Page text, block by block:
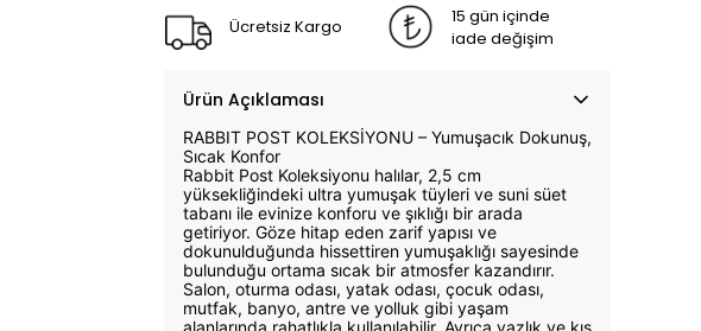
Ücretsiz Kargo
15 gün içinde
iade değişim
Ürün Açıklaması
RABBIT POST KOLEKSİYONU – Yumuşacık Dokunuş,
Sıcak Konfor
Rabbit Post Koleksiyonu halılar, 2,5 cm
yüksekliğindeki ultra yumuşak tüyleri ve suni süet
tabanı ile evinize konforu ve şıklığı bir arada
getiriyor. Göze hitap eden zarif yapısı ve
dokunulduğunda hissettiren yumuşaklığı sayesinde
bulunduğu ortama sıcak bir atmosfer kazandırır.
Salon, oturma odası, yatak odası, çocuk odası,
mutfak, banyo, antre ve yolluk gibi yaşam
alanlarında rahatlıkla kullanılabilir. Ayrıca yazlık ve kış